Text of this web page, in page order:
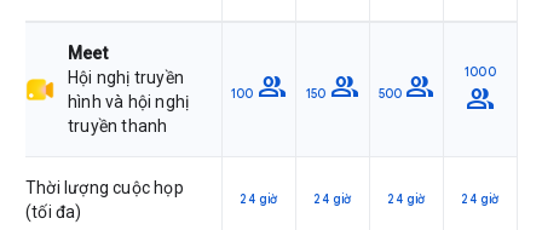
Meet
Hội nghị truyền
hình và hội nghị
truyền thanh
100 group 150 group 500 group 1000
group
Thời lượng cuộc họp
(tối đa)
24 giờ 24 giờ 24 giờ 24 giờ